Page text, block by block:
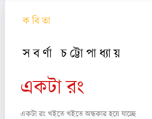
ক বি তা
স ব র্ণা চ ট্টো পা ধ্যা য়
একটা রং
একটা রং খইতে খইতে অন্ধকার হয়ে যাচ্ছে